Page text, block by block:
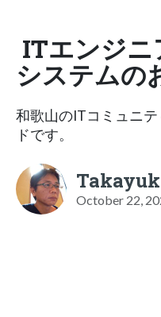
ITエンジニ
システムの
和歌山のITコミュニテ
ドです。
October 22,